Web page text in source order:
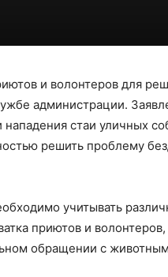
и волонтеров для
администрации.
стаи уличных
решить проблему
учитывать
приютов и
обращении с